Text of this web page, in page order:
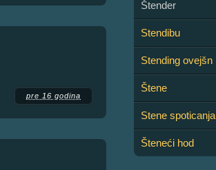
pre 16 godina
Štender
Stendibu
Stending ovejšn
Štene
Stene spoticanja
Šteneći hod